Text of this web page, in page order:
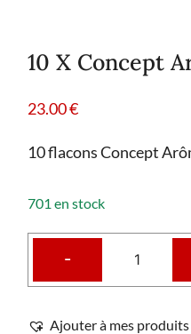
10 X Concept
23.00€
10 flacons Concept
701 en stock
-
Ajouter à mes